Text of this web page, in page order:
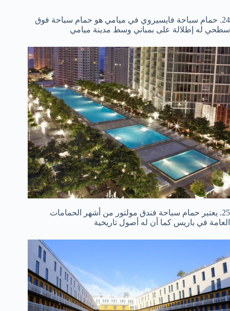
24. حمام سباحة فايسيروي في ميامي هو حمام سباحة فوق
سطحي له إطلالة على بمباني وسط مدينة ميامي
25. يعتبر حمام سباحة فندق مولتور من أشهر الحمامات
العامة في باريس كما أن له أصول تاريخية